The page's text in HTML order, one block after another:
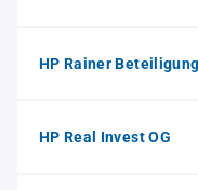
HP Rainer
HP Real Invest OG